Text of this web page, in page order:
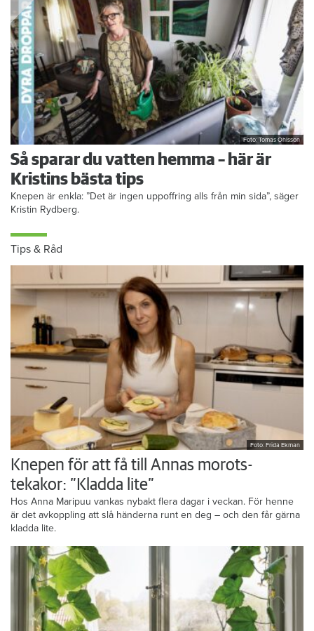
Foto: Tomas Ohlsson
Så sparar du vatten hemma – här är
Kristins bästa tips
Knepen är enkla: ”Det är ingen uppoffring alls från min sida”, säger
Kristin Rydberg.
Tips & Råd
Foto: Frida Ekman
Knepen för att få till Annas morots-
tekakor: ”Kladda lite”
Hos Anna Maripuu vankas nybakt flera dagar i veckan. För henne
är det avkoppling att slå händerna runt en deg – och den får gärna
kladda lite.